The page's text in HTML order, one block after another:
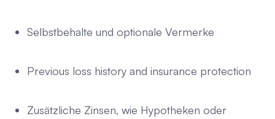
Selbstbehalte und optionale Vermerke
Previous loss history and insurance protection
Zusätzliche Zinsen, wie Hypotheken oder